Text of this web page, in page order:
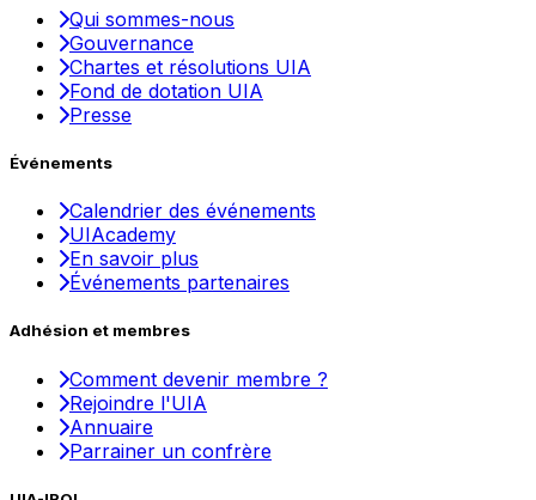
Qui sommes-nous
Gouvernance
Chartes et résolutions UIA
Fond de dotation UIA
Presse
Événements
Calendrier des événements
UIAcademy
En savoir plus
Événements partenaires
Adhésion et membres
Comment devenir membre ?
Rejoindre l'UIA
Annuaire
Parrainer un confrère